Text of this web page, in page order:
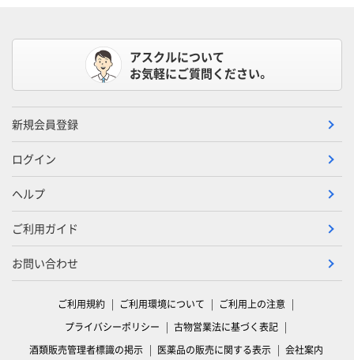
アスクルについて
お気軽にご質問ください。
新規会員登録
ログイン
ヘルプ
ご利用ガイド
お問い合わせ
ご利用規約 ご利用環境について
ご利用上の注意
プライバシーポリシー
古物営業法に基づく表記
酒類販売管理者標識の掲示
医薬品の販売に関する表示 会社案内